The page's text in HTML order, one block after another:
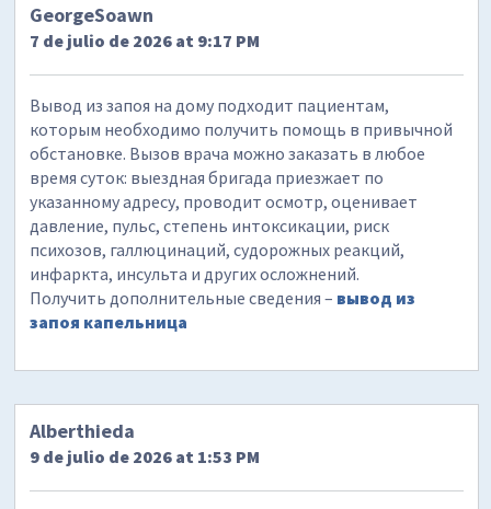
GeorgeSoawn
7 de julio de 2026 at 9:17 PM
Вывод из запоя на дому подходит пациентам,
которым необходимо получить помощь в привычной
обстановке. Вызов врача можно заказать в любое
время суток: выездная бригада приезжает по
указанному адресу, проводит осмотр, оценивает
давление, пульс, степень интоксикации, риск
психозов, галлюцинаций, судорожных реакций,
инфаркта, инсульта и других осложнений.
Получить дополнительные сведения – вывод из
запоя капельница
Alberthieda
9 de julio de 2026 at 1:53 PM